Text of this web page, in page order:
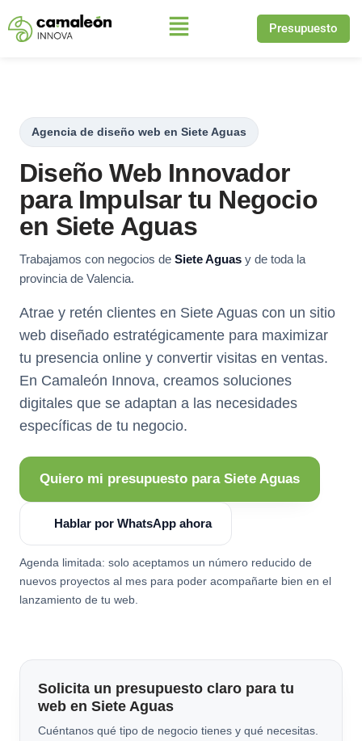
Saltar
Presupuesto
Agencia de diseño web en Siete Aguas
Diseño Web Innovador
para Impulsar tu Negocio
en Siete Aguas
Trabajamos con negocios de Siete Aguas y de toda la
provincia de Valencia.
Atrae y retén clientes en Siete Aguas con un sitio
web diseñado estratégicamente para maximizar
tu presencia online y convertir visitas en ventas.
En Camaleón Innova, creamos soluciones
digitales que se adaptan a las necesidades
específicas de tu negocio.
Quiero mi presupuesto para Siete Aguas
Hablar por WhatsApp ahora
Agenda limitada: solo aceptamos un número reducido de
nuevos proyectos al mes para poder acompañarte bien en el
lanzamiento de tu web.
Solicita un presupuesto claro para tu
web en Siete Aguas
Cuéntanos qué tipo de negocio tienes y qué necesitas.